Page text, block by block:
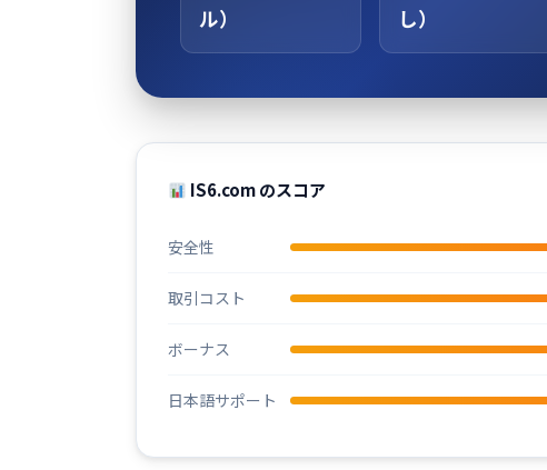
ル）
し）
IS6.com のスコア
安全性
取引コスト
ボーナス
日本語サポート